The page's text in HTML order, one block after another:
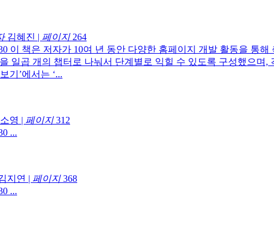
김혜진 | 페이지264
이 책은 저자가 10여 년 동안 다양한 홈페이지 개발 활동을 통
일곱 개의 챕터로 나눠서 단계별로 익힐 수 있도록 구성했으며
기’에서는 ‘...
영 | 페이지312
...
지연 | 페이지368
...